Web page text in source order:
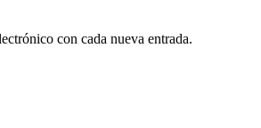
con cada nueva entrada.